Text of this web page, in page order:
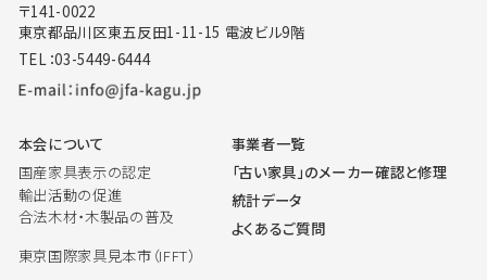
〒141-0022
東京都品川区東五反田1-11-15 電波ビル9階
TEL：03-5449-6444
本会について
国産家具表示の認定
輸出活動の促進
合法木材・木製品の普及
東京国際家具見本市（IFFT）
事業者一覧
「古い家具」のメーカー確認と修理
統計データ
よくあるご質問